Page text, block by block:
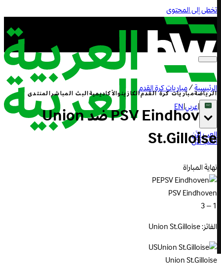
تخطى إلى المحتوى
الرياضةمباريات كرة القدمالكازينوالأكاديميةالبث المباشرالمنتدى
|عربي|
EN
العب الآن
العب الآن
الرئيسية/مباريات كرة القدم
PSVEindhoven ضدUnion
St.Gilloise
نهاية المباراة
PE
PSV Eindhoven
1 – 3
الفائز: Union St.Gilloise
US
Union St.Gilloise